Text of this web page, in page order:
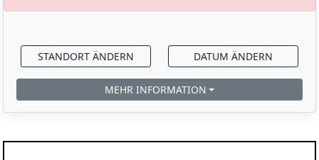
STANDORT ÄNDERN DATUM ÄNDERN
MEHR INFORMATION